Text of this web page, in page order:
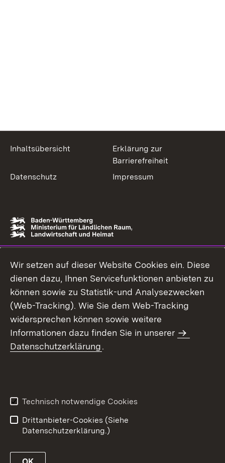
Inhaltsübersicht
Erklärung zur
Barrierefreiheit
Datenschutz
Impressum
Wir setzen auf dieser Website Cookies ein. Diese
dienen dazu, Ihnen Servicefunktionen anbieten zu
können sowie zu Statistik-und Analysezwecken
(Web-Tracking). Wie Sie dem Web-Tracking
widersprechen können sowie weitere
Informationen dazu finden Sie in unserer
Datenschutzerklärung.
Technisch notwendige Cookies
Drittanbieter-Cookies (Siehe
Datenschutzerklärung.)